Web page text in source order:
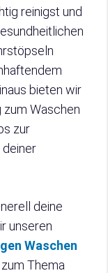
reinigst und
bieten wir
Waschen
zur
deiner
deine
unseren
Waschen
Thema